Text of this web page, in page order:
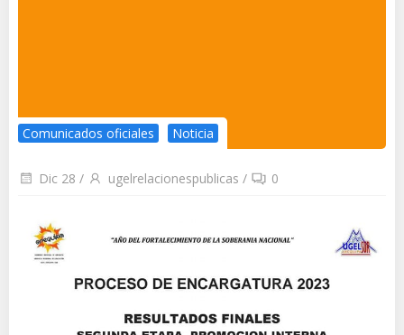
Comunicados oficiales Noticia
Dic 28 / ugelrelacionespublicas / 0